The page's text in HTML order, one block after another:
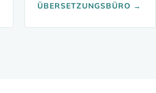
ÜBERSETZUNGSBÜRO →